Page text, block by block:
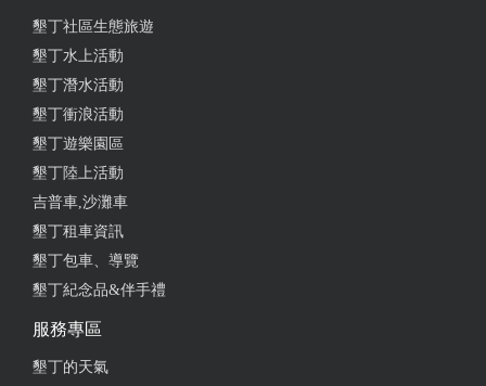
墾丁社區生態旅遊
墾丁水上活動
墾丁潛水活動
墾丁衝浪活動
墾丁遊樂園區
墾丁陸上活動
吉普車,沙灘車
墾丁租車資訊
墾丁包車、導覽
墾丁紀念品&伴手禮
服務專區
墾丁的天氣